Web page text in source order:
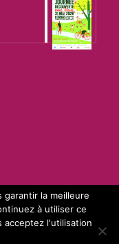
la meilleure
à utiliser ce
acceptez l'utilisation